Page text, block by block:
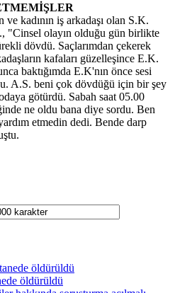
kadının iş arkadaşı olan S.K.
"Cinsel olayın olduğu gün birlikte
dövdü. Saçlarımdan çekerek
kafaları güzelleşince E.K.
baktığımda E.K'nın önce sesi
A.S. beni çok dövdüğü için bir şey
götürdü. Sabah saat 05.00
ne oldu bana diye sordu. Ben
etmedin dedi. Bende darp
öldürüldü